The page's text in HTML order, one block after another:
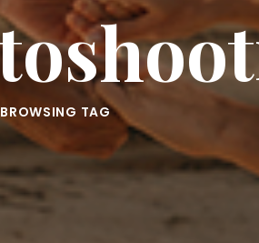
BROWSING TAG